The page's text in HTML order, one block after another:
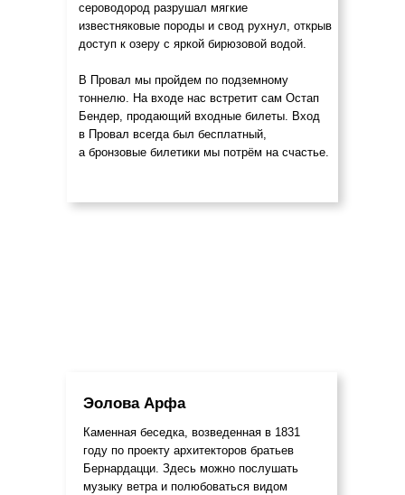
Эолова Арфа
Каменная беседка, возведенная в 1831
году по проекту архитекторов братьев
Бернардацци. Здесь можно послушать
музыку ветра и полюбоваться видом
сероводород разрушал мягкие
известняковые породы и свод рухнул, открыв
доступ к озеру с яркой бирюзовой водой.
В Провал мы пройдем по подземному
тоннелю. На входе нас встретит сам Остап
Бендер, продающий входные билеты. Вход
в Провал всегда был бесплатный,
а бронзовые билетики мы потрём на счастье.